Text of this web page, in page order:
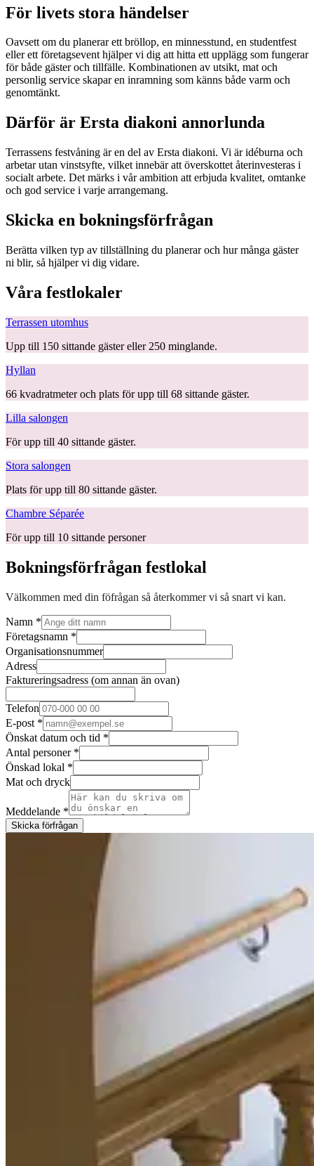
För livets stora händelser
Oavsett om du planerar ett bröllop, en minnesstund, en studentfest
eller ett företagsevent hjälper vi dig att hitta ett upplägg som fungerar
för både gäster och tillfälle. Kombinationen av utsikt, mat och
personlig service skapar en inramning som känns både varm och
genomtänkt.
Därför är Ersta diakoni annorlunda
Terrassens festvåning är en del av Ersta diakoni. Vi är idéburna och
arbetar utan vinstsyfte, vilket innebär att överskottet återinvesteras i
socialt arbete. Det märks i vår ambition att erbjuda kvalitet, omtanke
och god service i varje arrangemang.
Skicka en bokningsförfrågan
Berätta vilken typ av tillställning du planerar och hur många gäster
ni blir, så hjälper vi dig vidare.
Våra festlokaler
Terrassen utomhus
Upp till 150 sittande gäster eller 250 minglande.
Hyllan
66 kvadratmeter och plats för upp till 68 sittande gäster.
Lilla salongen
För upp till 40 sittande gäster.
Stora salongen
Plats för upp till 80 sittande gäster.
Chambre Séparée
För upp till 10 sittande personer
Bokningsförfrågan festlokal
Välkommen med din föfrågan så återkommer vi så snart vi kan.
Namn *
Företagsnamn *
Organisationsnummer
Adress
Faktureringsadress (om annan än ovan)
Telefon
E-post *
Önskat datum och tid *
Antal personer*
Önskad lokal *
Mat och dryck
Meddelande *
Skicka förfrågan